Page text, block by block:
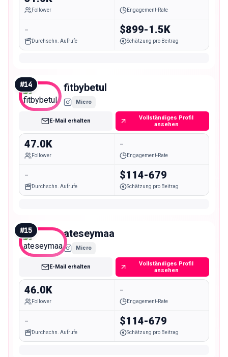
Follower Engagement-Rate
-
Durchschn. Aufrufe
$899-1.5K
Schätzung pro Beitrag
#14 fitbybetul
Micro
E-Mail erhalten
Vollständiges Profil
ansehen
47.0K
Follower
-
Engagement-Rate
-
Durchschn. Aufrufe
$114-679
Schätzung pro Beitrag
#15 ateseymaa
Micro
E-Mail erhalten
Vollständiges Profil
ansehen
46.0K
Follower
-
Engagement-Rate
-
Durchschn. Aufrufe
$114-679
Schätzung pro Beitrag